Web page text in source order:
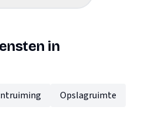
in
Opslagruimte